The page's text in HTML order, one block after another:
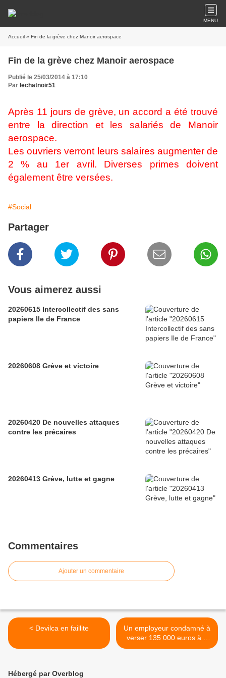
MENU
Accueil » Fin de la grève chez Manoir aerospace
Fin de la grève chez Manoir aerospace
Publié le 25/03/2014 à 17:10
Par lechatnoir51
Après 11 jours de grève, un accord a été trouvé
entre la direction et les salariés de Manoir
aerospace.
Les ouvriers verront leurs salaires augmenter de
2 % au 1er avril. Diverses primes doivent
également être versées.
#Social
Partager
Vous aimerez aussi
20260615 Intercollectif des sans
papiers Ile de France
20260608 Grève et victoire
20260420 De nouvelles attaques
contre les précaires
20260413 Grève, lutte et gagne
Commentaires
Ajouter un commentaire
< Devilca en faillite
Un employeur condamné à
verser 135 000 euros à 2
intérimaires >
Hébergé par Overblog